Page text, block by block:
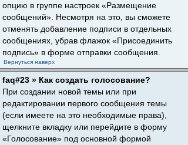
опцию в группе настроек «Размещение
сообщений». Несмотря на это, вы сможете
отменять добавление подписи в отдельных
сообщениях, убрав флажок «Присоединить
подпись» в форме отправки сообщения.
Вернуться наверх
faq#23 » Как создать голосование?
При создании новой темы или при
редактировании первого сообщения темы
(если имеете на это необходимые права),
щелкните вкладку или перейдите в форму
«Голосование» под основной формой